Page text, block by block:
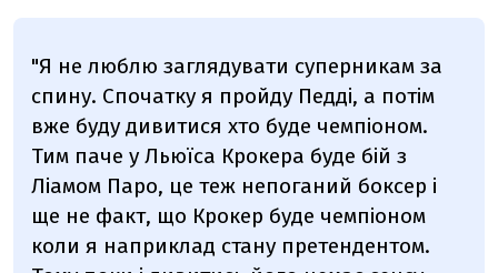
"Я не люблю заглядувати суперникам за
спину. Спочатку я пройду Педді, а потім
вже буду дивитися хто буде чемпіоном.
Тим паче у Льюїса Крокера буде бій з
Ліамом Паро, це теж непоганий боксер і
ще не факт, що Крокер буде чемпіоном
коли я наприклад стану претендентом.